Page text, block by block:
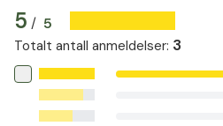
5 / 5
Totalt antall anmeldelser: 3